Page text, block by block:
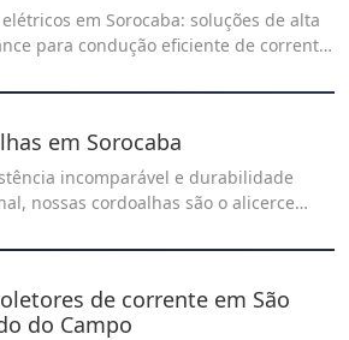
em Sorocaba: soluções de alta
para condução eficiente de corrente
em Sorocaba
incomparável e durabilidade
nossas cordoalhas são o alicerce
desafios, criando laços de confiança
de corrente em São
do Campo